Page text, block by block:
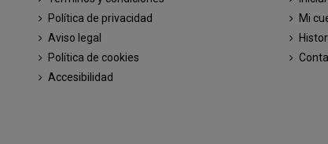
Política de privacidad
Aviso legal
Política de cookies
Accesibilidad
Mi